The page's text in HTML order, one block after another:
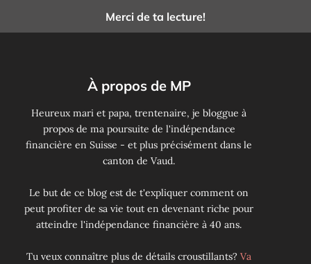
Merci de ta lecture!
À propos de MP
Heureux mari et papa, trentenaire, je bloggue à
propos de ma poursuite de l'indépendance
financière en Suisse - et plus précisément dans le
canton de Vaud.
Le but de ce blog est de t'expliquer comment on
peut profiter de sa vie tout en devenant riche pour
atteindre l'indépendance financière à 40 ans.
Tu veux connaître plus de détails croustillants? Va